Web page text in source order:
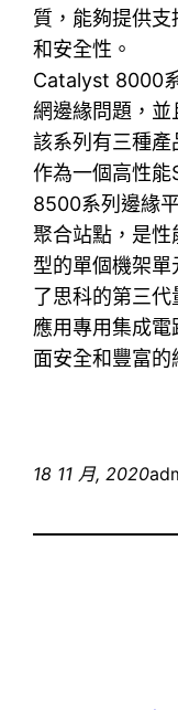
質，能夠提供
和安全性。
Catalyst 8000
網邊緣問題，並
該系列有三種產
作為一個高性
8500系列邊緣
聚合站點，是
型的單個機架
了思科的第三
應用專用集成
面安全和豐富的
18 11 月, 2020